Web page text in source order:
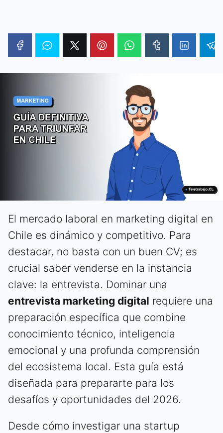
El mercado laboral en marketing digital en
Chile es dinámico y competitivo. Para
destacar, no basta con un buen CV; es
crucial saber venderse en la instancia
clave: la entrevista. Dominar una
entrevista marketing digital requiere una
preparación específica que combine
conocimiento técnico, inteligencia
emocional y una profunda comprensión
del ecosistema local. Esta guía está
diseñada para prepararte para los
desafíos y oportunidades del 2026.
Desde cómo investigar una startup